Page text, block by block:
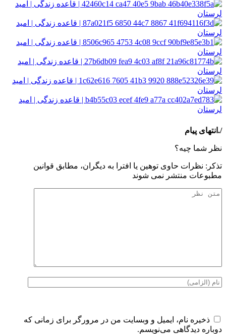
/.انتهای پیام
نظر شما چیه؟
تذكر: نظرات حاوی توهين يا افترا به ديگران، مطابق قوانين
مطبوعات منتشر نمی شوند
ذخیره نام، ایمیل و وبسایت من در مرورگر برای زمانی که
دوباره دیدگاهی می‌نویسم.